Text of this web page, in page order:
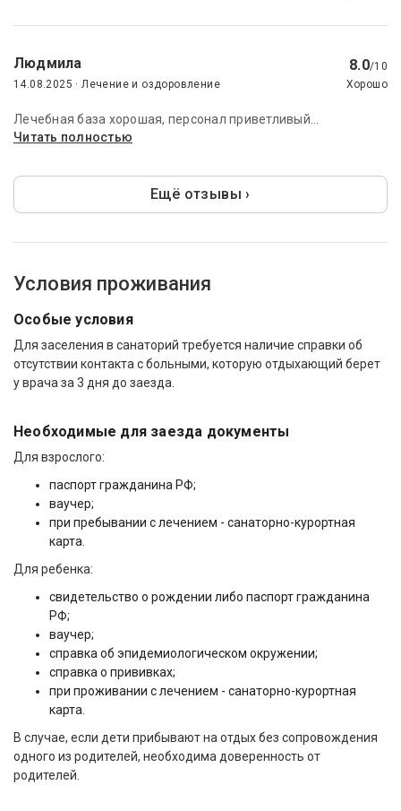
Людмила 8.0/10
14.08.2025 · Лечение и оздоровление
Хорошо
Лечебная база хорошая, персонал приветливый...
Читать полностью
Ещё отзывы ›
Условия проживания
Особые условия
Для заселения в санаторий требуется наличие справки об
отсутствии контакта с больными, которую отдыхающий берет
у врача за 3 дня до заезда.
Необходимые для заезда документы
Для взрослого:
паспорт гражданина РФ;
ваучер;
при пребывании с лечением - санаторно-курортная
карта.
Для ребенка:
свидетельство о рождении либо паспорт гражданина
РФ;
ваучер;
справка об эпидемиологическом окружении;
справка о прививках;
при проживании с лечением - санаторно-курортная
карта.
В случае, если дети прибывают на отдых без сопровождения
одного из родителей, необходима доверенность от
родителей.